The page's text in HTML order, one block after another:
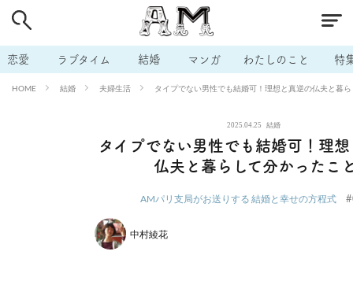
恋愛 ラブタイム 結婚 マンガ わたしのこと 特
HOME 結婚 夫婦生活 タイプでない男性でも結婚可！理想と真逆の仏夫と暮
2025.04.25 結婚
タイプでない男性でも結婚可！理
仏夫と暮らして分かったこ
AMパリ支局がお送りする 結婚と幸せの方程式
中村綾花
# 男の本音 # セフレ # 不倫
# 出会う方法 # マッチングアプリ # ラブグッズ # 体の相